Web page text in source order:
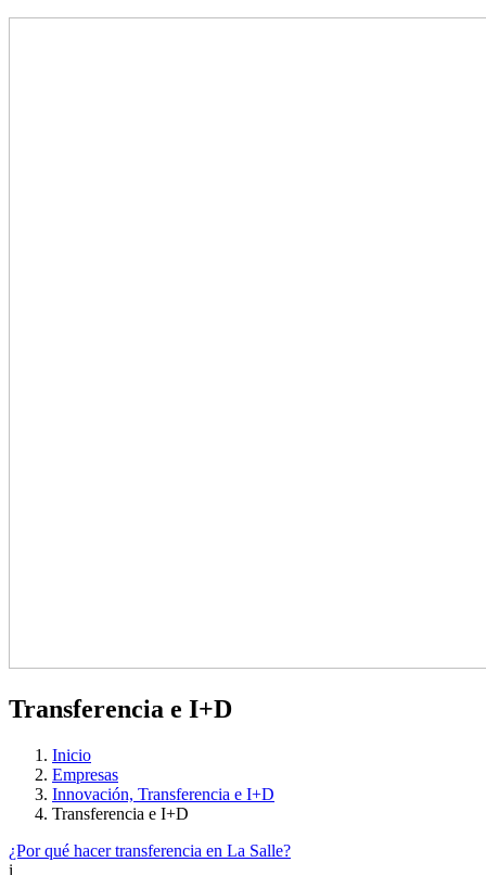
Transferencia e I+D
Inicio
Empresas
Innovación, Transferencia e I+D
Transferencia e I+D
¿Por qué hacer transferencia en La Salle?
i